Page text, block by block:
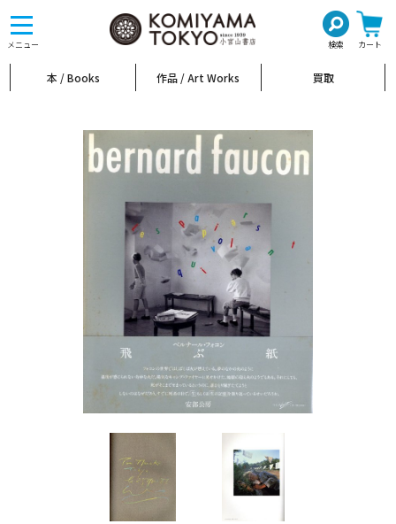
メニュー 検索 カート
toggle
navigation
本 / Books 作品 / Art Works 買取